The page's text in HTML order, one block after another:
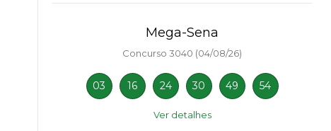
Mega-Sena
Concurso 3040 (04/08/26)
03 16 24 30 49 54
Ver detalhes